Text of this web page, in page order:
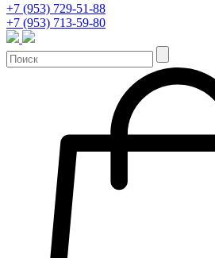
+7 (953) 729-51-88
+7 (953) 713-59-80